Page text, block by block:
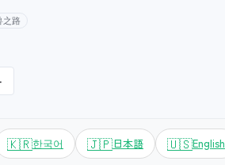
之路
🇰🇷한국어 🇯🇵日本語 🇺🇸English